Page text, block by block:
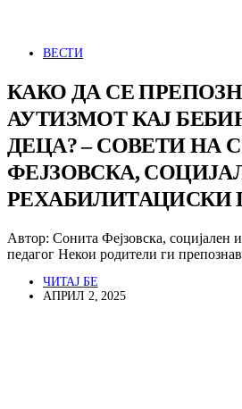
ВЕСТИ
КАКО ДА СЕ
АУТИЗМОТ КАЈ
ДЕЦА? – СОВЕТИ НА
ФЕЈЗОВСКА,
РЕХАБИЛИТАЦИСКИ
Автор: Сонита Фејзовска, социјален
педагог Некои родители ги
ЧИТАЈ БЕ
АПРИЛ 2, 2025